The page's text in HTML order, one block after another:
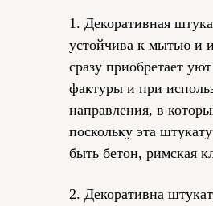
1. Декоративная
устойчива к мытью и
сразу приобретает
фактуры и при
направления, в
поскольку эта
быть бетон, римская
2. Декоративна